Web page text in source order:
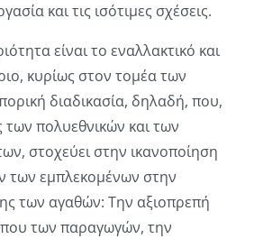
και τις ισότιμες σχέσεις.
είναι το εναλλακτικό και
κυρίως στον τομέα των
διαδικασία, δηλαδή, που,
των πολυεθνικών και των
στοχεύει στην ικανοποίηση
των εμπλεκομένων στην
των αγαθών: Την αξιοπρεπή
των παραγωγών, την